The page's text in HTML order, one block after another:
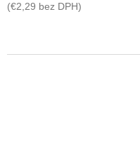
(€2,29 bez DPH)